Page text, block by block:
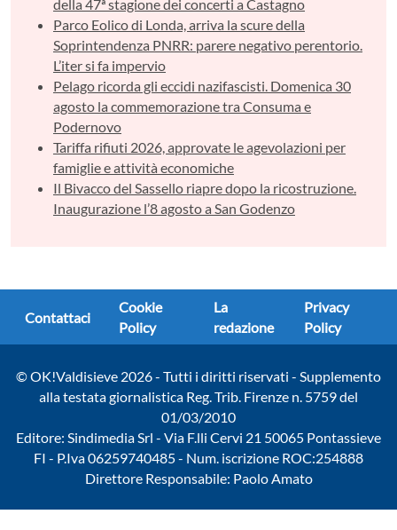
della 47ª stagione dei concerti a Castagno
Parco Eolico di Londa, arriva la scure della
Soprintendenza PNRR: parere negativo perentorio.
L’iter si fa impervio
Pelago ricorda gli eccidi nazifascisti. Domenica 30
agosto la commemorazione tra Consuma e
Podernovo
Tariffa rifiuti 2026, approvate le agevolazioni per
famiglie e attività economiche
Il Bivacco del Sassello riapre dopo la ricostruzione.
Inaugurazione l’8 agosto a San Godenzo
Contattaci
Cookie
Policy
La
redazione
Privacy
Policy
© OK!Valdisieve 2026 - Tutti i diritti riservati - Supplemento
alla testata giornalistica Reg. Trib. Firenze n. 5759 del
01/03/2010
Editore: Sindimedia Srl - Via F.lli Cervi 21 50065 Pontassieve
FI - P.Iva 06259740485 - Num. iscrizione ROC:254888
Direttore Responsabile: Paolo Amato